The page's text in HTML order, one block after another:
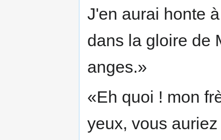
J'en aurai honte
dans la gloire de
anges.»
«Eh quoi ! mon
yeux, vous